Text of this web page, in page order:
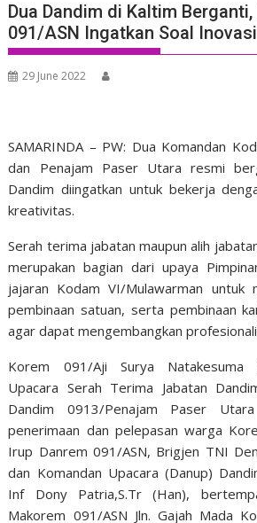
Dua Dandim di Kaltim Berganti,
091/ASN Ingatkan Soal Inovasi
29 June 2022
SAMARINDA – PW: Dua Komandan
dan Penajam Paser Utara resmi
Dandim diingatkan untuk bekerja
kreativitas.
Serah terima jabatan maupun alih
merupakan bagian dari upaya
jajaran Kodam VI/Mulawarman untuk
pembinaan satuan, serta pembinaan
agar dapat mengembangkan
Korem 091/Aji Surya Natakesuma
Upacara Serah Terima Jabatan
Dandim 0913/Penajam Paser
penerimaan dan pelepasan warga
Irup Danrem 091/ASN, Brigjen TNI
dan Komandan Upacara (Danup)
Inf Dony Patria,S.Tr (Han),
Makorem 091/ASN Jln. Gajah Mada